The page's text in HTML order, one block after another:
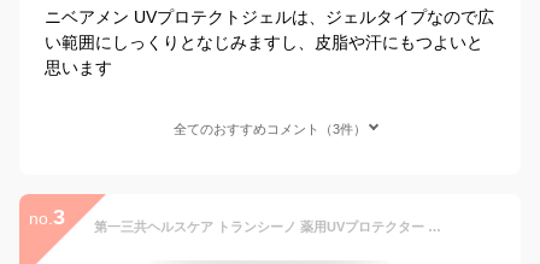
ニベアメン UVプロテクトジェルは、ジェルタイプなので広
い範囲にしっくりとなじみますし、皮脂や汗にもつよいと
思います
全てのおすすめコメント（3件）
no. 3 第一三共ヘルスケア トランシーノ 薬用UVプロテクター 30ml 日焼け止め 乳液 化粧下地 毛穴カバー トラネキサム酸 透明感 紫外線 UVカット 汗 水 ウォータープルーフ 紫外線吸収剤フリー ノンケミカル 乾燥 しみ シミ そばかす ソバカス